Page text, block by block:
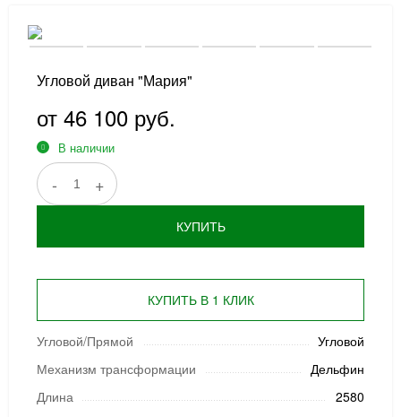
Угловой диван "Мария"
от 46 100 руб.
В наличии
- +
КУПИТЬ
КУПИТЬ В 1 КЛИК
Угловой/Прямой
Угловой
Механизм трансформации
Дельфин
Длина
2580